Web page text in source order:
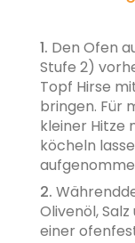
1. Den Ofen
Stufe 2)
Topf Hirse
bringen. Für
kleiner Hitze
köcheln
2.
Olivenöl,
einer